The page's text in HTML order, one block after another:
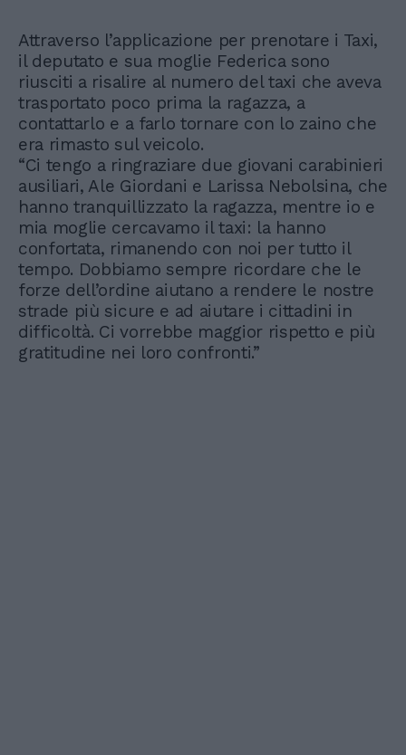
Attraverso l’applicazione per prenotare i Taxi,
il deputato e sua moglie Federica sono
riusciti a risalire al numero del taxi che aveva
trasportato poco prima la ragazza, a
contattarlo e a farlo tornare con lo zaino che
era rimasto sul veicolo.
“Ci tengo a ringraziare due giovani carabinieri
ausiliari, Ale Giordani e Larissa Nebolsina, che
hanno tranquillizzato la ragazza, mentre io e
mia moglie cercavamo il taxi: la hanno
confortata, rimanendo con noi per tutto il
tempo. Dobbiamo sempre ricordare che le
forze dell’ordine aiutano a rendere le nostre
strade più sicure e ad aiutare i cittadini in
difficoltà. Ci vorrebbe maggior rispetto e più
gratitudine nei loro confronti.”